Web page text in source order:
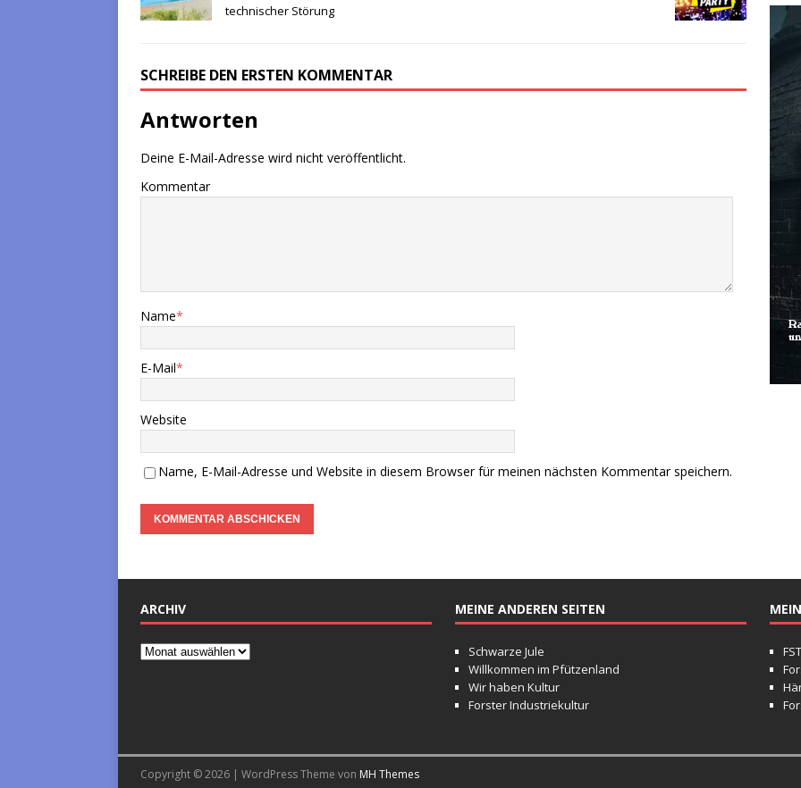
technischer Störung
SCHREIBE DEN ERSTEN KOMMENTAR
Antworten
Deine E-Mail-Adresse wird nicht veröffentlicht.
Kommentar
Name*
E-Mail*
Website
Name, E-Mail-Adresse und Website in diesem Browser für meinen nächsten Kommentar speichern.
ARCHIV MEINE ANDEREN SEITEN
Schwarze Jule
Willkommen im Pfützenland
Wir haben Kultur
Forster Industriekultur
Copyright © 2026 | WordPress Theme von MH Themes